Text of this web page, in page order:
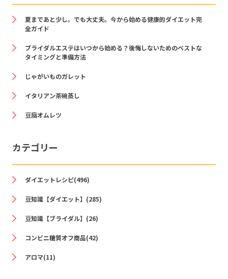
夏まであと少し。でも大丈夫。今から始める健康的ダイエット完
全ガイド
ブライダルエステはいつから始める？後悔しないためのベストな
タイミングと準備方法
じゃがいものガレット
イタリアン茶碗蒸し
豆腐オムレツ
カテゴリー
ダイエットレシピ(496)
豆知識【ダイエット】(285)
豆知識【ブライダル】(26)
コンビニ糖質オフ商品(42)
アロマ(11)